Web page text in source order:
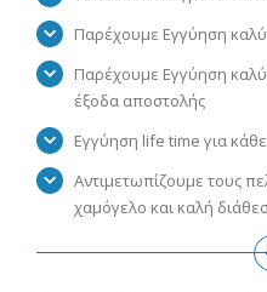
Παρέχουμε Εγγύηση
Παρέχουμε Εγγύηση
έξοδα αποστολής
Εγγύηση life time για
Αντιμετωπίζουμε τους
χαμόγελο και καλή